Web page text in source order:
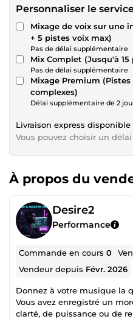
Personnaliser le
Mixage de voix sur une
+ 5 pistes voix max)
Pas de délai supplémentaire
Mix Complet (Jusqu'à
Pas de délai supplémentaire
Mixage Premium
complexes)
Délai supplémentaire de 2
Livraison express disponible
Vous pouvez choisir un
À propos du
Desire2
Performance
Commande en cours0
Vendeur depuis Févr. 2026
Donnez à votre musique la
Vous avez enregistré un
clarté, de puissance ou de